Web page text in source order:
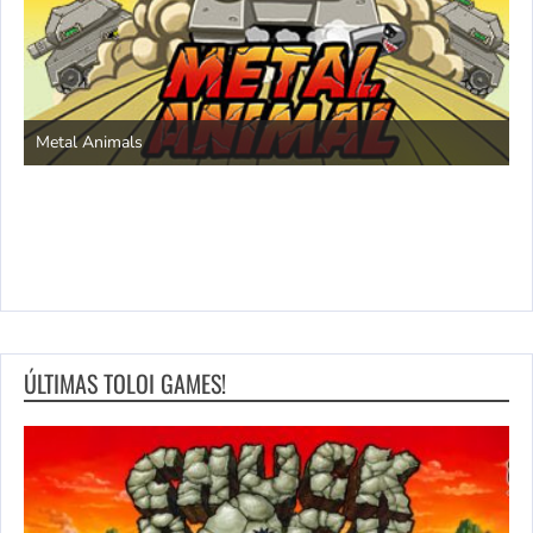
Metal Animals
ÚLTIMAS TOLOI GAMES!